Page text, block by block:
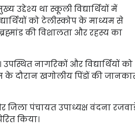
था स्कूली विद्यार्थियों में
को टेलीस्कोप के माध्यम से
की विशालता और रहस्य का
नागरिकों और विद्यार्थियों को
के दौरान खगोलीय पिंडों की
जिला पंचायत उपाध्यक्ष वंदना
किया।